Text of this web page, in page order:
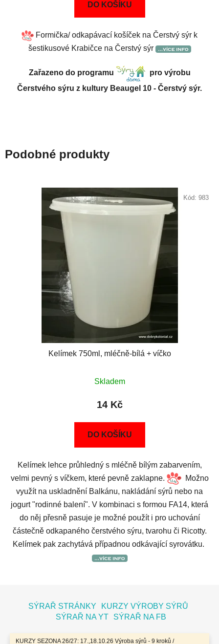
KURZY SEZONA 26/27: 17.,18.10.26 Výroba sýrů - 9 kroků /
DO KOŠÍKU
Formička/ odkapávací košíček na Čerstvý sýr k
šestikusové Krabičce na Čerstvý sýr
Zařazeno do programu
pro výrobu
Čerstvého sýru z kultury Beaugel 10 - Čerstvý sýr.
Podobné produkty
Kelímek 750ml, mléčně-bílá + víčko
Skladem
14 Kč
DO KOŠÍKU
Kelímek lehce průhledný s mléčně bílým zabarvením,
velmi pevný s víčkem, které pevně zaklapne.
Možno
využít na uskladnění Balkánu, nakládání sýrů nebo na
jogurt "rodinné balení". V kombinaci s formou FA14, která
do něj přesně pasuje je možné použít i pro uchování
částečně odkapaného čerstvého sýru, tvarohu či Ricotty.
Kelímek pak zachytává případnou odkávající syrovátku.
Kód: 983
SÝRAŘ STRÁNKY
KURZY VÝROBY SÝRŮ
SÝRAŘ NA YT
SÝRAŘ NA FB